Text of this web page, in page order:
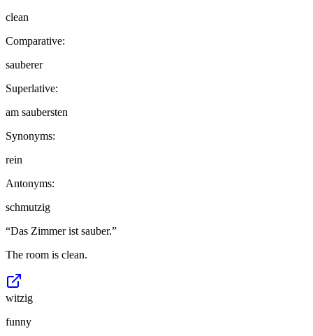
clean
Comparative:
sauberer
Superlative:
am saubersten
Synonyms:
rein
Antonyms:
schmutzig
“Das Zimmer ist sauber.”
The room is clean.
witzig
funny